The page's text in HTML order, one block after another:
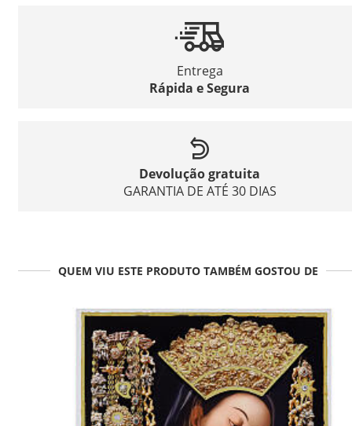
Entrega
Rápida e Segura
Devolução gratuita
GARANTIA DE ATÉ 30 DIAS
QUEM VIU ESTE PRODUTO TAMBÉM GOSTOU DE